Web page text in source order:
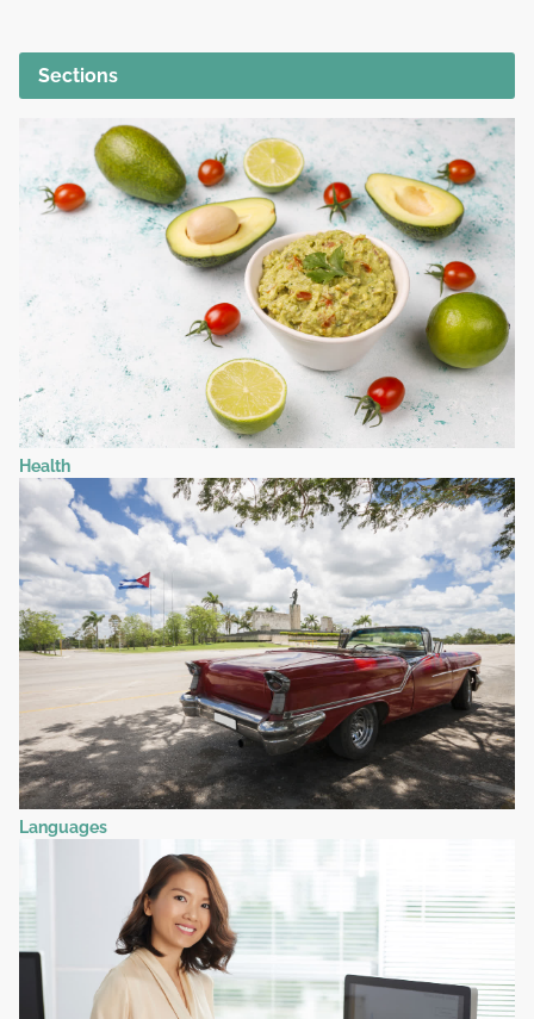
Sections
Health
Languages